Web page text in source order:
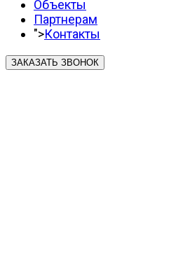
Объекты
Партнерам
">Контакты
ЗАКАЗАТЬ ЗВОНОК